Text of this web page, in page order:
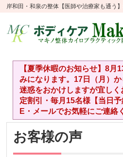
岸和田・和泉の整体【医師や治療家も通う
【夏季休暇のお知らせ】8月
みになります。17日（月）
迷惑をおかけしますが宜し
定割引・毎月15名様【当日
E・メールでお気軽にご連絡
お客様の声